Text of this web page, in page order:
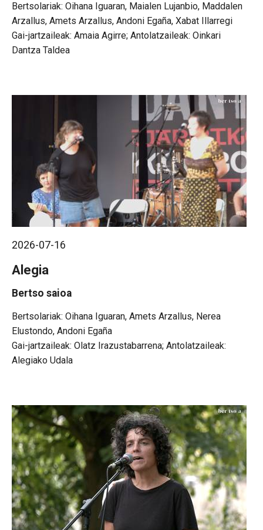
Oihana Iguaran, Maialen Lujanbio, Maddalen
Arzallus, Amets Arzallus, Andoni Egaña, Xabat Illarregi
Gai-jartzaileak: Amaia Agirre; Antolatzaileak: Oinkari
Dantza Taldea
2026-07-16
Alegia
Bertso saioa
Oihana Iguaran, Amets Arzallus, Nerea
Elustondo, Andoni Egaña
Gai-jartzaileak: Olatz Irazustabarrena; Antolatzaileak:
Alegiako Udala